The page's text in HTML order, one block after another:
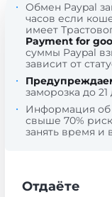
Обмен Paypal
часов если
имеет
Payment for
суммы Paypal
зависит от
заморозка до
Информация об
свыше 70%
занять время и
Отдаёте